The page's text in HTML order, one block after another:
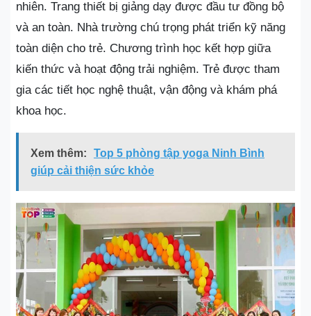
nhiên. Trang thiết bị giảng dạy được đầu tư đồng bộ
và an toàn. Nhà trường chú trọng phát triển kỹ năng
toàn diện cho trẻ. Chương trình học kết hợp giữa
kiến thức và hoạt động trải nghiệm. Trẻ được tham
gia các tiết học nghệ thuật, vận động và khám phá
khoa học.
Xem thêm:
Top 5 phòng tập yoga Ninh Bình
giúp cải thiện sức khỏe